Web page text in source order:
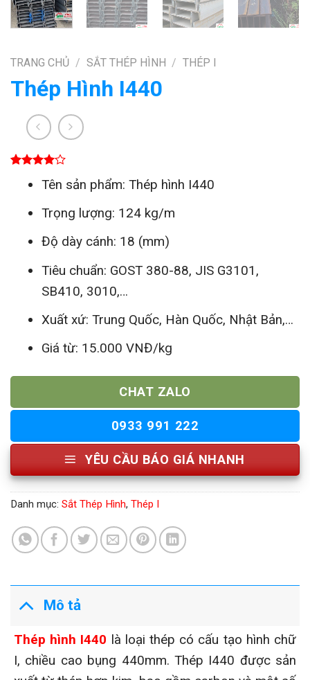
TRANG CHỦ / SẮT THÉP HÌNH / THÉP I
Thép Hình I440
5 dựa
Tên sản phẩm: Thép hình I440
Trọng lượng: 124 kg/m
Độ dày cánh: 18 (mm)
Tiêu chuẩn: GOST 380-88, JIS G3101,
SB410, 3010,…
Xuất xứ: Trung Quốc, Hàn Quốc, Nhật Bản,…
Giá từ: 15.000 VNĐ/kg
CHAT ZALO
0933 991 222
YÊU CẦU BÁO GIÁ NHANH
Danh mục: Sắt Thép Hình, Thép I
Mô tả
Thép hình I440 là loại thép có cấu tạo hình chữ
I, chiều cao bụng 440mm. Thép I440 được sản